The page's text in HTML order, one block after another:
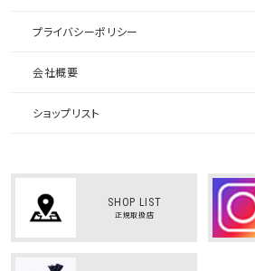
プライバシーポリシー
会社概要
ショップリスト
SHOP LIST
正規取扱店